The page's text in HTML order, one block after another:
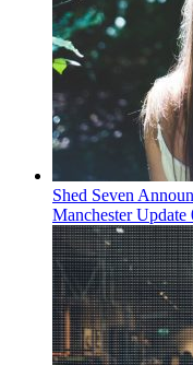
Shed Seven
Manchester Update